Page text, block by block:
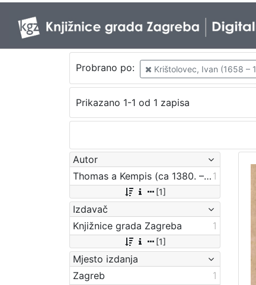
Probrano po: Krištolovec, Ivan (1658 –
Prikazano 1-1 od 1 zapisa
Autor
Thomas a Kempis (ca 1380. – 25. 7. 1471.) 1
[1]
Izdavač
Knjižnice grada Zagreba
1
[1]
Mjesto izdanja
Zagreb
1